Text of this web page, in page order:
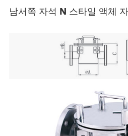
남서쪽 자석 N 스타일 액체